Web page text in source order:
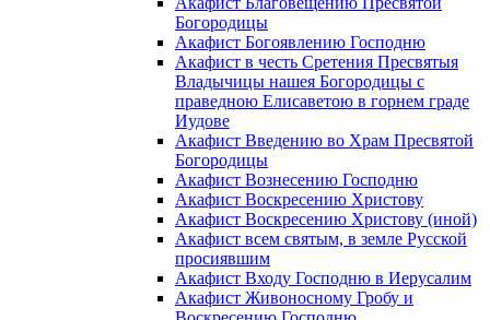
Богородицы
Акафист Богоявлению Господню
Акафист в честь Сретения Пресвятыя
Владычицы нашея Богородицы с
праведною Елисаветою в горнем граде
Иудове
Акафист Введению во Храм Пресвятой
Богородицы
Акафист Вознесению Господню
Акафист Воскресению Христову
Акафист Воскресению Христову (иной)
Акафист всем святым, в земле Русской
просиявшим
Акафист Входу Господню в Иерусалим
Акафист Живоносному Гробу и